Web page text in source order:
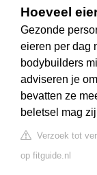
Hoeveel
Gezonde
eieren per dag
bodybuilders
adviseren je
bevatten ze
beletsel mag
Verzoek tot
op fitguide.nl